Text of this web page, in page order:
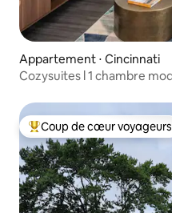
Appartement ⋅ Cincinnati
Cozysuites l 1 chambre
Coups de cœur voyageurs
Coup de cœur voyageurs